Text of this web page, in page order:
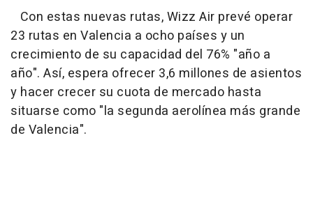
Con estas nuevas rutas, Wizz Air prevé operar
23 rutas en Valencia a ocho países y un
crecimiento de su capacidad del 76% "año a
año". Así, espera ofrecer 3,6 millones de asientos
y hacer crecer su cuota de mercado hasta
situarse como "la segunda aerolínea más grande
de Valencia".